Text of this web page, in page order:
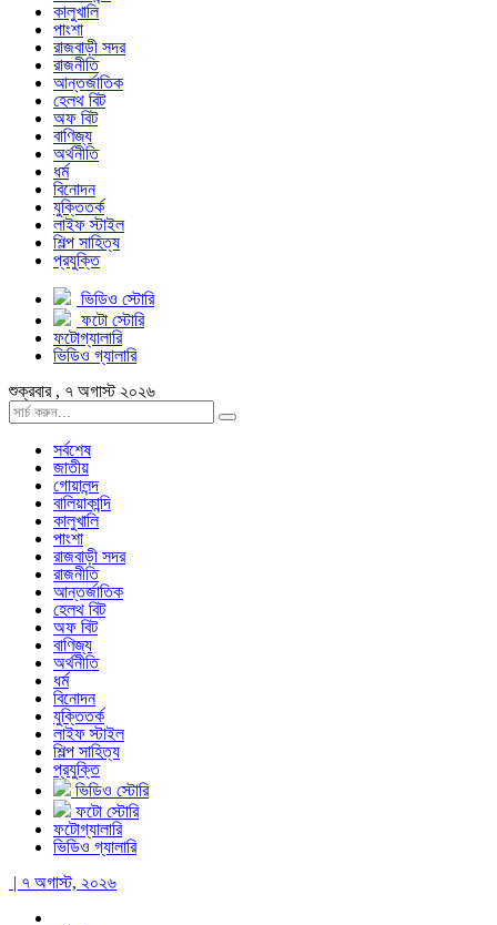
কালুখালি
পাংশা
রাজবাড়ী সদর
রাজনীতি
আন্তর্জাতিক
হেলথ বিট
অফ বিট
বাণিজ্য
অর্থনীতি
ধর্ম
বিনোদন
যুক্তিতর্ক
লাইফ স্টাইল
শিল্প সাহিত্য
প্রযুক্তি
ভিডিও স্টোরি
ফটো স্টোরি
ফটোগ্যালারি
ভিডিও গ্যালারি
শুক্রবার , ৭ অগাস্ট ২০২৬
সর্বশেষ
জাতীয়
গোয়ালন্দ
বালিয়াকান্দি
কালুখালি
পাংশা
রাজবাড়ী সদর
রাজনীতি
আন্তর্জাতিক
হেলথ বিট
অফ বিট
বাণিজ্য
অর্থনীতি
ধর্ম
বিনোদন
যুক্তিতর্ক
লাইফ স্টাইল
শিল্প সাহিত্য
প্রযুক্তি
ভিডিও স্টোরি
ফটো স্টোরি
ফটোগ্যালারি
ভিডিও গ্যালারি
| ৭ অগাস্ট, ২০২৬